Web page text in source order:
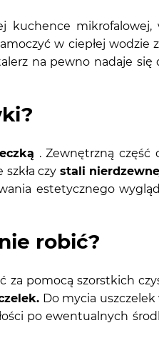
kuchence mikrofalowej,
w ciepłej wodzie
na pewno nadaje się
. Zewnętrzną część
czystali
estetycznego
robić?
pomocą szorstkich
Do mycia
po ewentualnych